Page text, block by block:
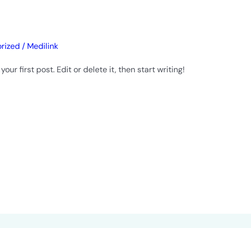
/ Medilink
first post. Edit or delete it, then start writing!